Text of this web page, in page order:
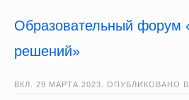
Образовательный форум
решений»
ВКЛ. 29 МАРТА 2023 . ОПУБЛИКОВАНО В